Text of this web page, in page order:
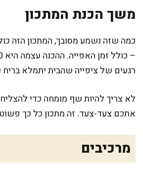
משך הכנת המתכון
כמה שזה נשמע מסובך, המתכון הזה
רגעים של ציפייה שהבית יתמלא בריח
לא צריך להיות שף מומחה כדי
אתכם צעד-צעד. זה מתכון כל כך
מרכיבים